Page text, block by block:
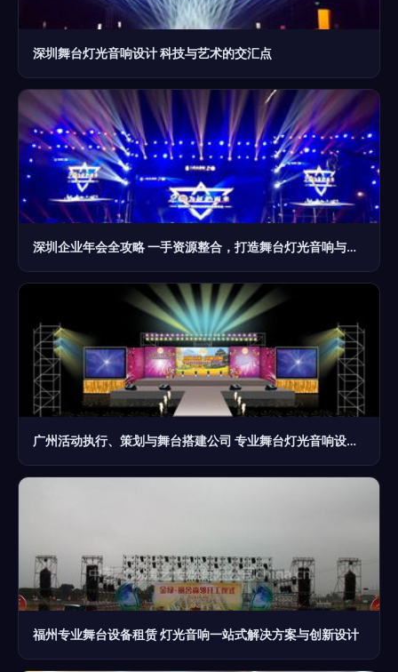
深圳舞台灯光音响设计 科技与艺术的交汇点
深圳企业年会全攻略 一手资源整合，打造舞台灯光音响与精彩节目的视听盛宴
广州活动执行、策划与舞台搭建公司 专业舞台灯光音响设计全解析
福州专业舞台设备租赁 灯光音响一站式解决方案与创新设计